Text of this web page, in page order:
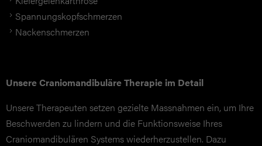
Spannungskopfschmerzen
Nackenschmerzen
Unsere Craniomandibuläre Therapie im Detail
Unsere Therapeuten setzen gezielte Massnahmen ein, um Ihre
Beschwerden zu lindern und die Funktionsweise Ihres
Craniomandibulären Systems wiederherzustellen. Dazu